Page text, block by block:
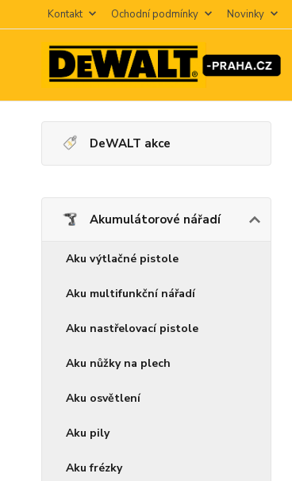
Kontakt Ochodní podmínky Novinky
DeWALT akce
Akumulátorové nářadí
Aku výtlačné pistole
Aku multifunkční nářadí
Aku nastřelovací pistole
Aku nůžky na plech
Aku osvětlení
Aku pily
Aku frézky